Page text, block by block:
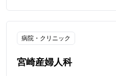
病院・クリニック
宮崎産婦人科